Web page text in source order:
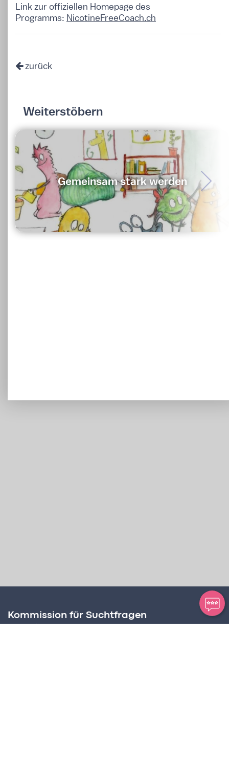
Link zur offiziellen Homepage des
Programms: NicotineFreeCoach.ch
zurück
Weiterstöbern
Gemeinsam stark werden
Kommission für Suchtfragen